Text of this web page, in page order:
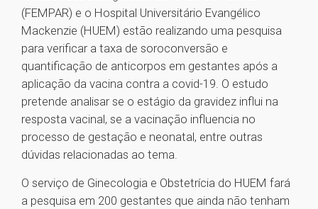
(FEMPAR) e o Hospital Universitário Evangélico
Mackenzie (HUEM) estão realizando uma pesquisa
para verificar a taxa de soroconversão e
quantificação de anticorpos em gestantes após a
aplicação da vacina contra a covid-19. O estudo
pretende analisar se o estágio da gravidez influi na
resposta vacinal, se a vacinação influencia no
processo de gestação e neonatal, entre outras
dúvidas relacionadas ao tema.
O serviço de Ginecologia e Obstetrícia do HUEM fará
a pesquisa em 200 gestantes que ainda não tenham